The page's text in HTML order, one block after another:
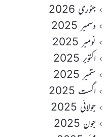
جنوری 2026
دسمبر 2025
نومبر 2025
اکتوبر 2025
ستمبر 2025
اگست 2025
جولائی 2025
جون 2025